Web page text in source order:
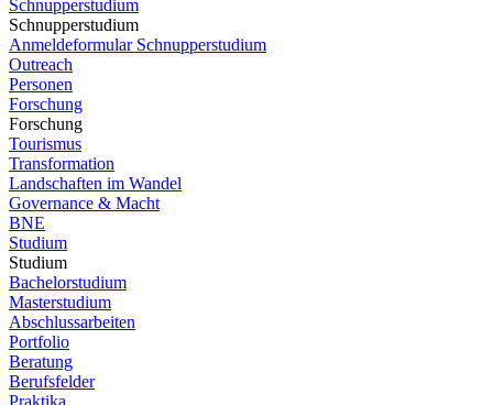
Schnupperstudium
Schnupperstudium
Anmeldeformular Schnupperstudium
Outreach
Personen
Forschung
Forschung
Tourismus
Transformation
Landschaften im Wandel
Governance & Macht
BNE
Studium
Studium
Bachelorstudium
Masterstudium
Abschlussarbeiten
Portfolio
Beratung
Berufsfelder
Praktika